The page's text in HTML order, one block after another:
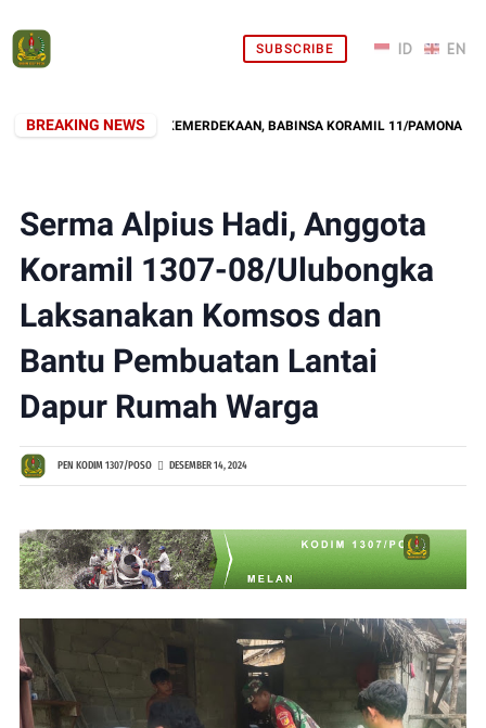
SUBSCRIBE
BREAKING NEWS
ROYONG SAMBUT KEMERDEKAAN, BABINSA KORAMIL 11/PAMONA
Serma Alpius Hadi, Anggota
Koramil 1307-08/Ulubongka
Laksanakan Komsos dan
Bantu Pembuatan Lantai
Dapur Rumah Warga
PEN KODIM 1307/POSO DESEMBER 14, 2024